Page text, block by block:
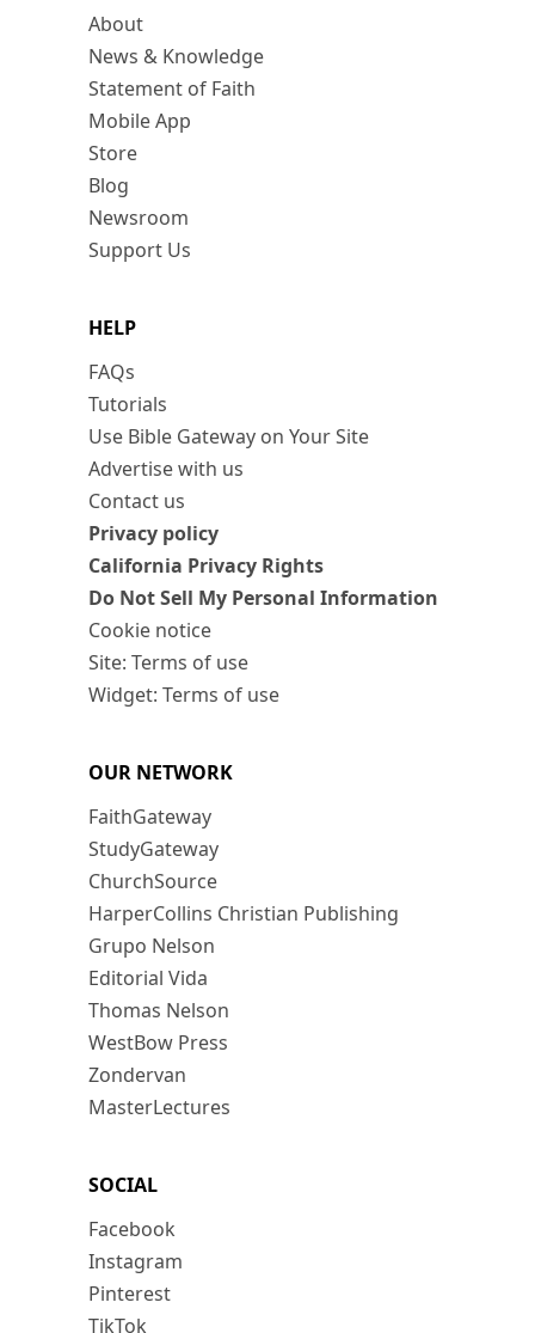
About
News & Knowledge
Statement of Faith
Mobile App
Store
Blog
Newsroom
Support Us
HELP
FAQs
Tutorials
Use Bible Gateway on Your Site
Advertise with us
Contact us
Privacy policy
California Privacy Rights
Do Not Sell My Personal Information
Cookie notice
Site: Terms of use
Widget: Terms of use
OUR NETWORK
FaithGateway
StudyGateway
ChurchSource
HarperCollins Christian Publishing
Grupo Nelson
Editorial Vida
Thomas Nelson
WestBow Press
Zondervan
MasterLectures
SOCIAL
Facebook
Instagram
Pinterest
TikTok